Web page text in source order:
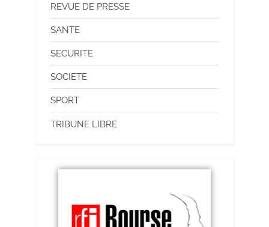
REVUE DE PRESSE
SANTE
SECURITE
SOCIETE
SPORT
TRIBUNE LIBRE